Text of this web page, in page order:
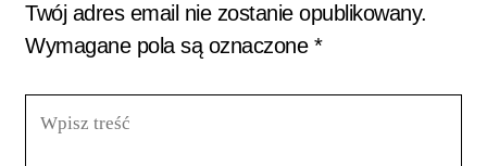
Twój adres email nie zostanie opublikowany.
Wymagane pola są oznaczone *
treść